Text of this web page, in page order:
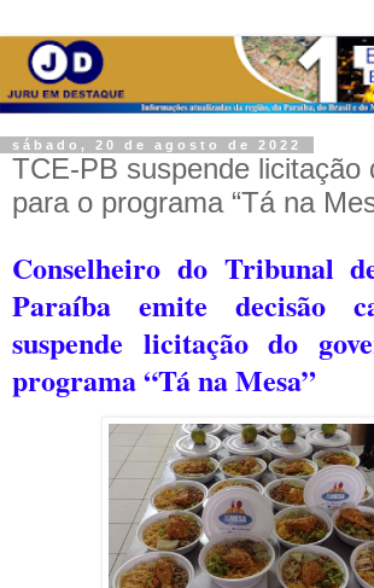
sábado, 20 de agosto de 2022
TCE-PB suspende licitação
para o programa “Tá na
Conselheiro do Tribunal
Paraíba emite decisão
suspende licitação do
programa “Tá na Mesa”